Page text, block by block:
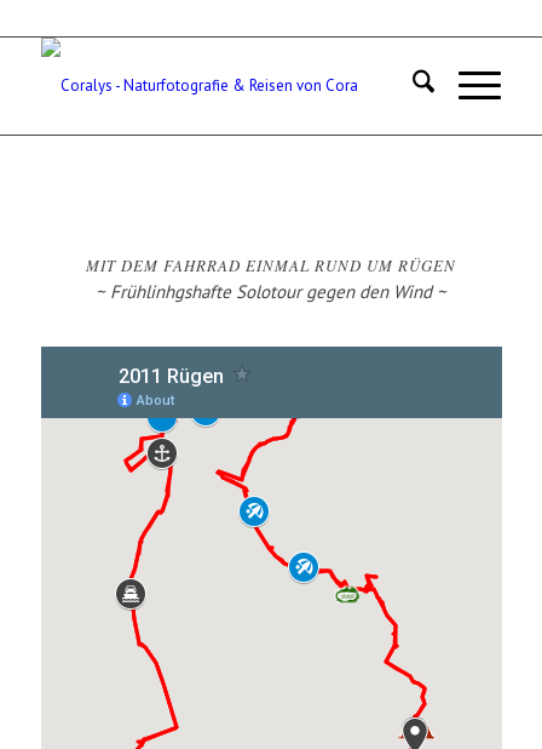
MIT DEM FAHRRAD EINMAL RUND UM RÜGEN
~ Frühlinhgshafte Solotour gegen den Wind ~